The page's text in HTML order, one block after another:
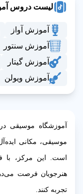
لیست دروس
آموزش آواز
آموزش سنتور
آموزش گیتار
آموزش ویولن
آموزشگاه موسیقی
موسیقی، مکانی
است. این مرکز، با
هنرجویان فرصت
تجربه کنند.